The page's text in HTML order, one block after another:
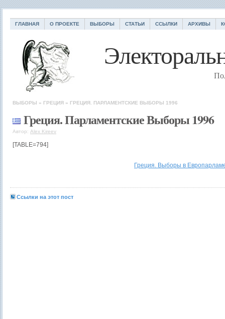
ГЛАВНАЯ О ПРОЕКТЕ ВЫБОРЫ СТАТЬИ ССЫЛКИ АРХИВЫ
ВЫБОРЫ » ГРЕЦИЯ » ГРЕЦИЯ. ПАРЛАМЕНТСКИЕ ВЫБОРЫ 1996
Греция. Парламентские Выборы 1996
Автор: Alex Kireev
[TABLE=794]
Греция. Выборы в
Ссылки на этот пост